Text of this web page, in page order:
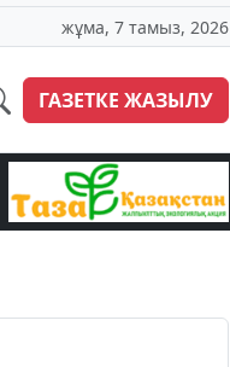
жұма, 7 тамыз, 2026
ГАЗЕТКЕ ЖАЗЫЛУ